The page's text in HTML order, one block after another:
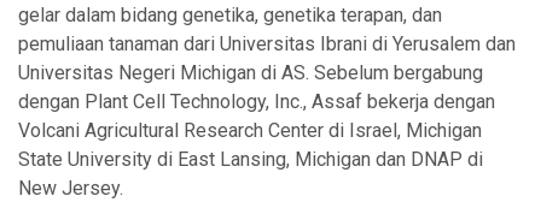
gelar dalam bidang genetika, genetika terapan, dan
pemuliaan tanaman dari Universitas Ibrani di Yerusalem dan
Universitas Negeri Michigan di AS. Sebelum bergabung
dengan Plant Cell Technology, Inc., Assaf bekerja dengan
Volcani Agricultural Research Center di Israel, Michigan
State University di East Lansing, Michigan dan DNAP di
New Jersey.